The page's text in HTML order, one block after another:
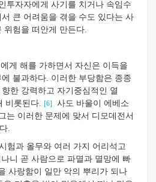
투자자에게 사기를 치거나 속임수
큰 어려움을 겪을 수도 있다는 사
위험을 떠안게 만든다.
게 해를 가하면서 자신은 이득을
불과하다. 이러한 부당함은 종종
한 강력하고 자기중심적인 열
비롯된다. [6]
사도 바울이 에베소
는 이러한 문제에 맞서 디모데전서
.
험과 올무와 여러 가지 어리석고
니 곧 사람으로 파멸과 멸망에 빠
사랑함이 일만 악의 뿌리가 되나